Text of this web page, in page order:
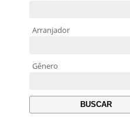
Arranjador
Gênero